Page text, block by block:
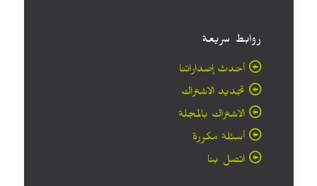
روابط سريعة
أحدث إصداراتنا
تجديد الاشتراك
الاشتراك بالمجلة
أسئلة مكررة
اتصل بنا